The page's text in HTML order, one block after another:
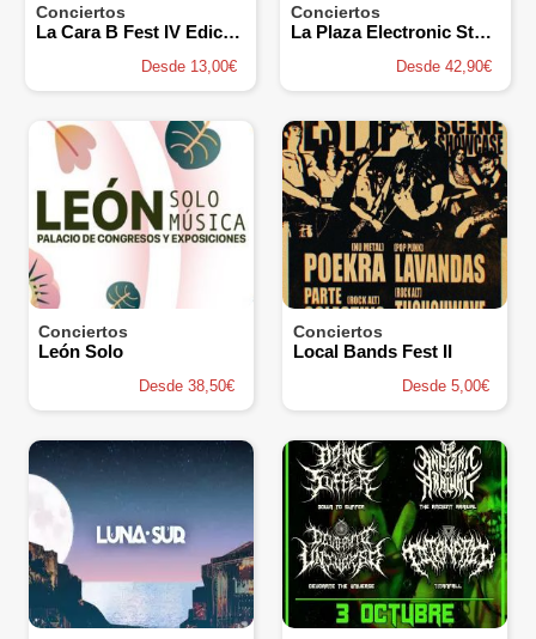
Conciertos
La Cara B Fest IV Edición
Desde 13,00€
Conciertos
La Plaza Electronic Stage
Desde 42,90€
Conciertos
León Solo
Desde 38,50€
Conciertos
Local Bands Fest II
Desde 5,00€